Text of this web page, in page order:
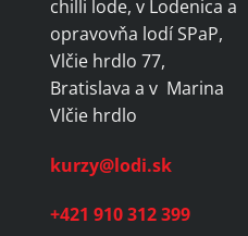
chilli lode, v Lodenica a
opravovňa lodí SPaP,
Vlčie hrdlo 77,
Bratislava a v Marina
Vlčie hrdlo
kurzy@lodi.sk
+421 910 312 399